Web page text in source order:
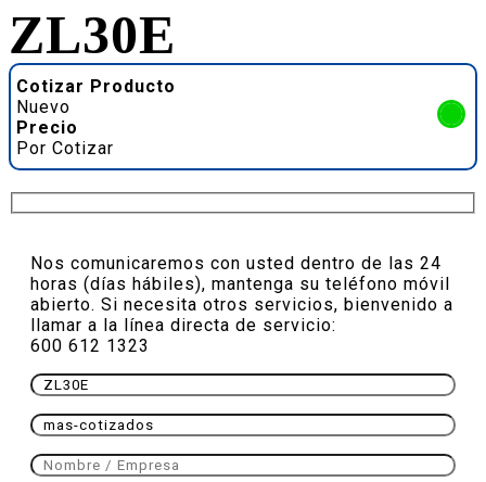
ZL30E
Cotizar Producto
Nuevo
Precio
Por Cotizar
Nos comunicaremos con usted dentro de las 24
horas (días hábiles), mantenga su teléfono móvil
abierto. Si necesita otros servicios, bienvenido a
llamar a la línea directa de servicio:
600 612 1323